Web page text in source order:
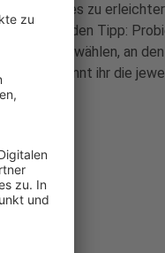
Um dies zu
es folgenden Tipp:
wählen, an
könnt ihr die